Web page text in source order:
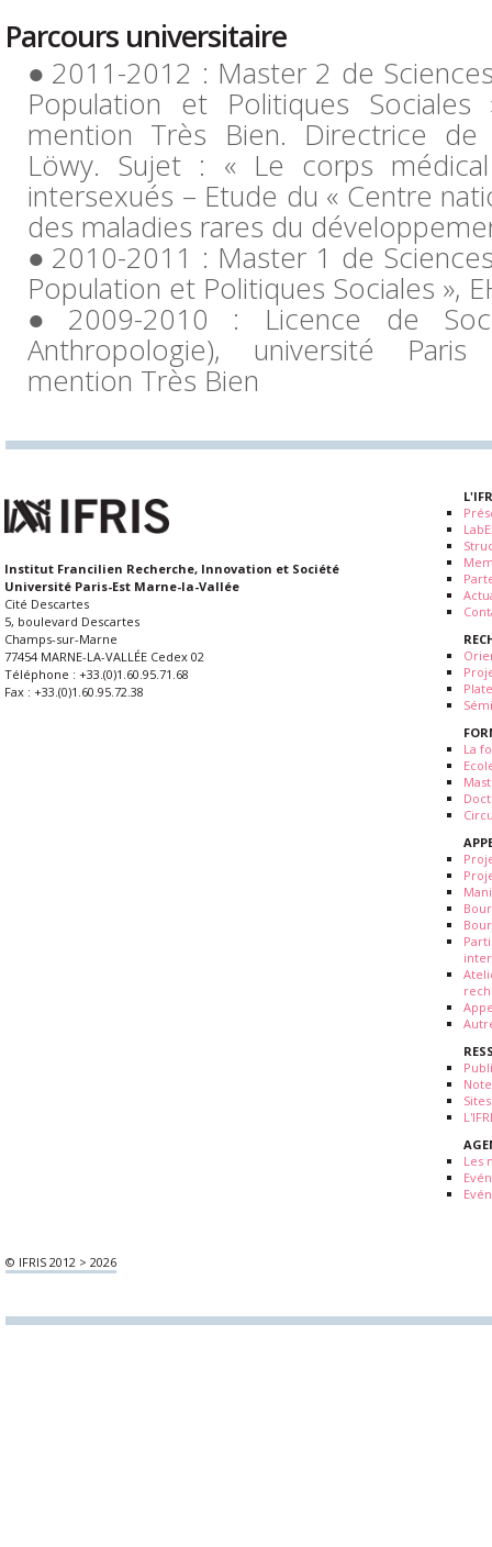
Parcours universitaire
2011-2012 : Master 2 de
Population et Politiques Sociales
mention Très Bien. Directrice
Löwy. Sujet : « Le corps
intersexués – Etude du « Centre
des maladies rares du
2010-2011 : Master 1 de
Population et Politiques Sociales »,
2009-2010 : Licence de
Anthropologie), université Paris
mention Très Bien
Institut Francilien Recherche, Innovation et Société
Université Paris-Est Marne-la-Vallée
Cité Descartes
5, boulevard Descartes
Champs-sur-Marne
77454 MARNE-LA-VALLÉE Cedex 02
Téléphone : +33.(0)1.60.95.71.68
Fax : +33.(0)1.60.95.72.38
La
Les
© IFRIS 2012 > 2026